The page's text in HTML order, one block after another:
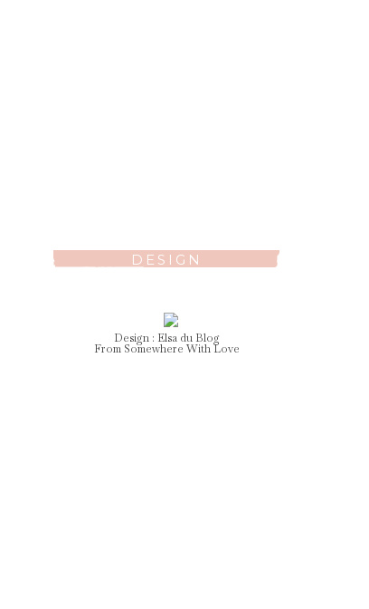
DESIGN
Design : Elsadu Blog
From Somewhere With Love